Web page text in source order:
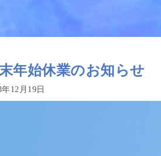
年始休業のお知らせ